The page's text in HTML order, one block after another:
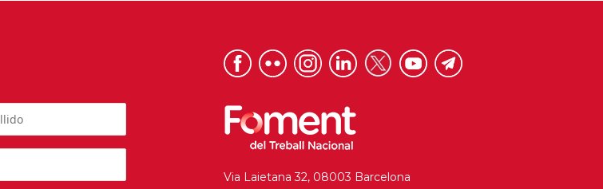
Via Laietana 32, 08003 Barcelona